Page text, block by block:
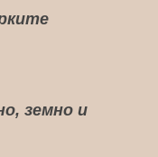
земно и